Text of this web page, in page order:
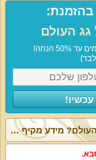
גג העולם
הנחה!
בא לך על וילה סאנרייז על גג העולם? מידע מקיף ומפורט: